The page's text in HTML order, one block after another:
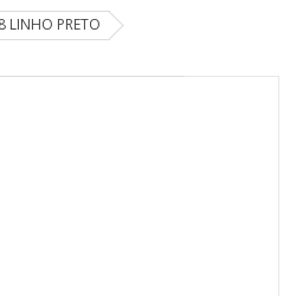
LINHO PRETO